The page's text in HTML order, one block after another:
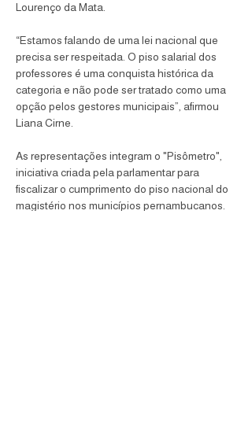
Lourenço da Mata.
“Estamos falando de uma lei nacional que
precisa ser respeitada. O piso salarial dos
professores é uma conquista histórica da
categoria e não pode ser tratado como uma
opção pelos gestores municipais”, afirmou
Liana Cirne.
As representações integram o "Pisômetro",
iniciativa criada pela parlamentar para
fiscalizar o cumprimento do piso nacional do
magistério nos municípios pernambucanos.